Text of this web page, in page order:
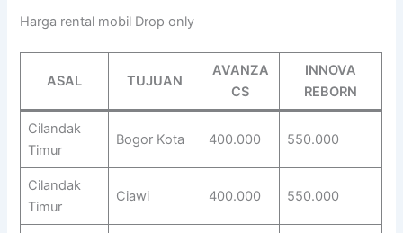
Harga rental mobil Drop only
ASAL TUJUAN
AVANZA
CS
INNOVA
REBORN
Cilandak
Timur
Bogor Kota 400.000 550.000
Cilandak
Timur
Ciawi 400.000 550.000